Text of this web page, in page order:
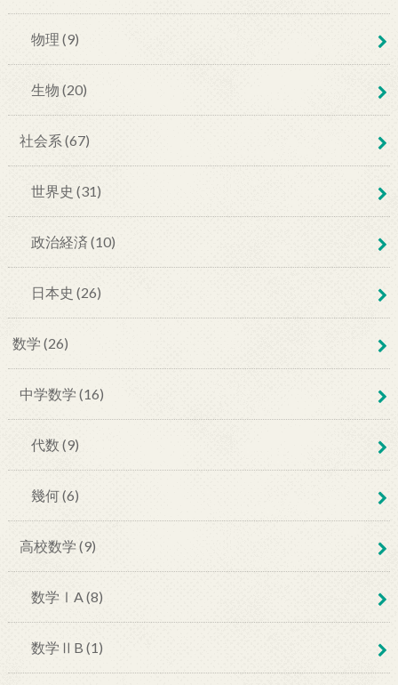
物理 (9)
生物 (20)
社会系 (67)
世界史 (31)
政治経済 (10)
日本史 (26)
数学 (26)
中学数学 (16)
代数 (9)
幾何 (6)
高校数学 (9)
数学ⅠA (8)
数学ⅡB (1)